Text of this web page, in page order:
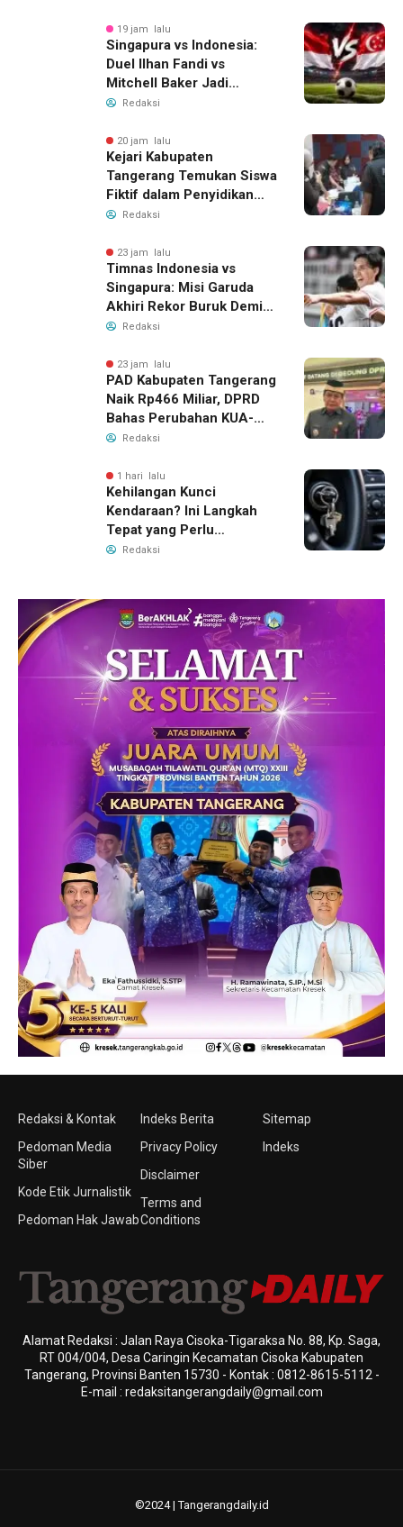
19 jam lalu
Singapura vs Indonesia:
Duel Ilhan Fandi vs
Mitchell Baker Jadi
Sorotan di Piala AFF 2026
Redaksi
20 jam lalu
Kejari Kabupaten
Tangerang Temukan Siswa
Fiktif dalam Penyidikan
Dana BOP PKBM
Redaksi
23 jam lalu
Timnas Indonesia vs
Singapura: Misi Garuda
Akhiri Rekor Buruk Demi
Tiket Semifinal Piala AFF
Redaksi
23 jam lalu
PAD Kabupaten Tangerang
Naik Rp466 Miliar, DPRD
Bahas Perubahan KUA-
PPAS 2026
Redaksi
1 hari lalu
Kehilangan Kunci
Kendaraan? Ini Langkah
Tepat yang Perlu
Dilakukan
Redaksi
Redaksi & Kontak
Pedoman Media
Siber
Kode Etik Jurnalistik
Pedoman Hak Jawab
Indeks Berita
Privacy Policy
Disclaimer
Terms and
Conditions
Sitemap
Indeks
Alamat Redaksi : Jalan Raya Cisoka-Tigaraksa No. 88, Kp. Saga,
RT 004/004, Desa Caringin Kecamatan Cisoka Kabupaten
Tangerang, Provinsi Banten 15730 - Kontak : 0812-8615-5112 -
E-mail : redaksitangerangdaily@gmail.com
©2024 | Tangerangdaily.id